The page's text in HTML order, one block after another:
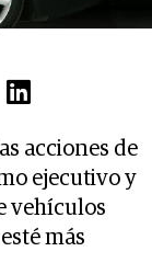
acciones de
ejecutivo y
vehículos
más